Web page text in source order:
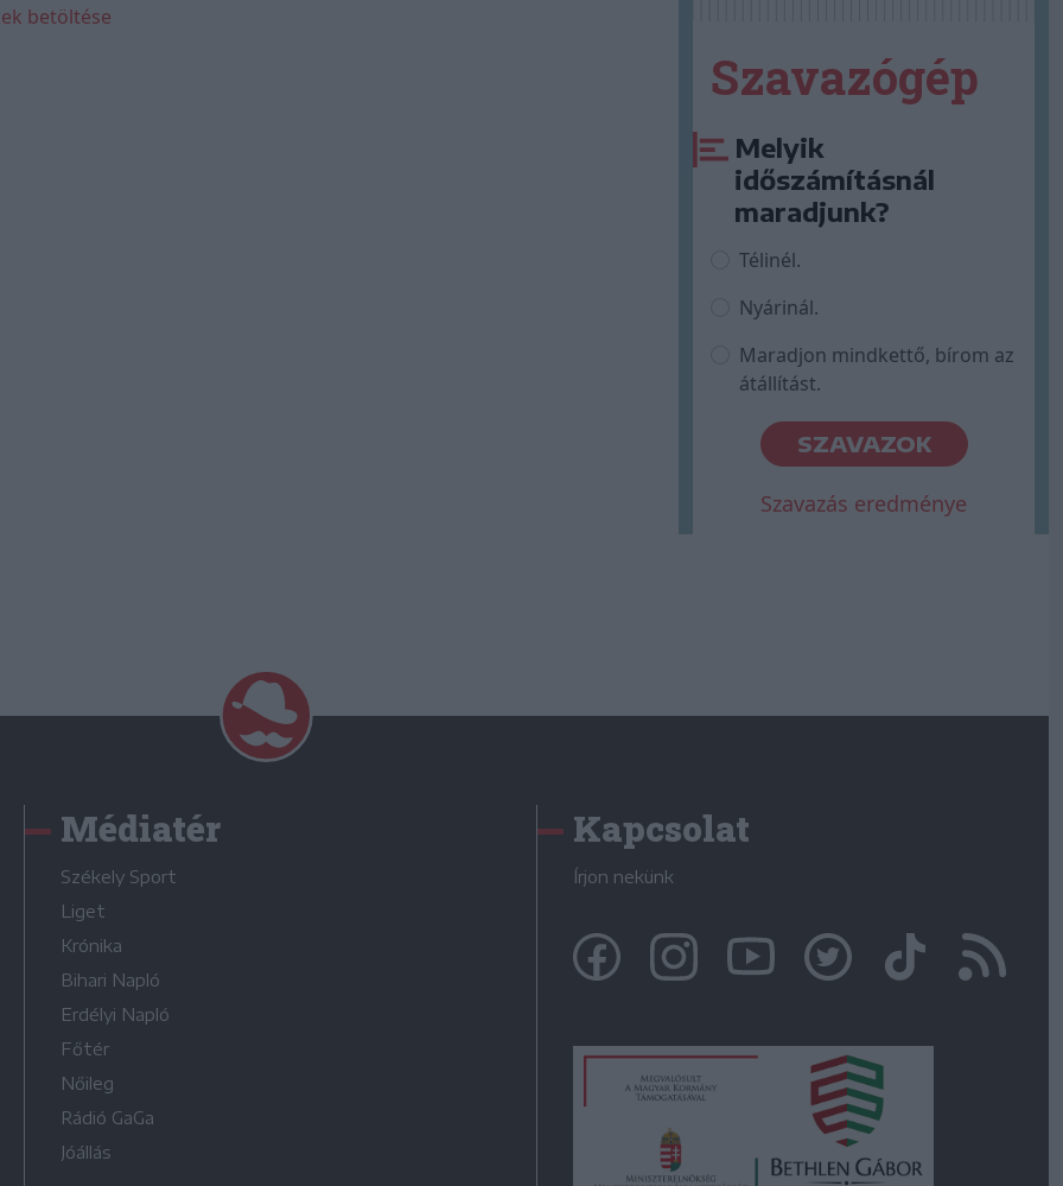
betöltése
Szavazógép
Melyik
időszámításnál
maradjunk?
Télinél.
Nyárinál.
Maradjon mindkettő, bírom az
átállítást.
SZAVAZOK
Szavazás eredménye
Médiatér
Székely Sport
Liget
Krónika
Bihari Napló
Erdélyi Napló
Főtér
Nőileg
Rádió GaGa
Jóállás
Kapcsolat
Írjon nekünk